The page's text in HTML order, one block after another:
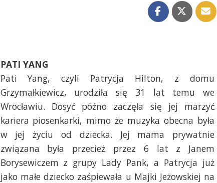
PATI YANG
Pati Yang, czyli Patrycja Hilton, z domu
Grzymałkiewicz, urodziła się 31 lat temu we
Wrocławiu. Dosyć późno zaczęła się jej marzyć
kariera piosenkarki, mimo że muzyka obecna była
w jej życiu od dziecka. Jej mama prywatnie
związana była przecież przez 6 lat z Janem
Borysewiczem z grupy Lady Pank, a Patrycja już
jako małe dziecko zaśpiewała u Majki Jeżowskiej na